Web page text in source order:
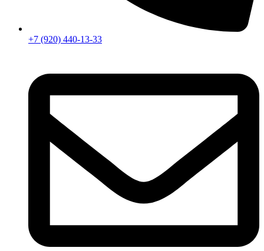
+7 (920) 440-13-33